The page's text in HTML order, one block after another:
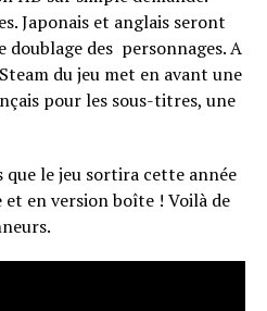
Japonais et anglais seront
doublage des personnages. A
du jeu met en avant une
pour les sous-titres, une
le jeu sortira cette année
en version boîte ! Voilà de